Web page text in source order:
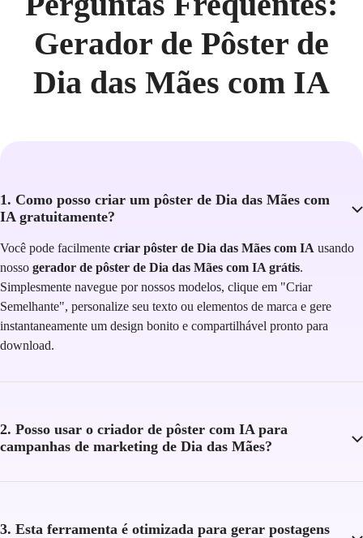
Gerador de Pôster de
Dia das Mães com IA
1. Como posso criar um pôster de Dia das Mães com
IA gratuitamente?
Você pode facilmente criar pôster de Dia das Mães com IA usando
nosso gerador de pôster de Dia das Mães com IA grátis.
Simplesmente navegue por nossos modelos, clique em "Criar
Semelhante", personalize seu texto ou elementos de marca e gere
instantaneamente um design bonito e compartilhável pronto para
download.
2. Posso usar o criador de pôster com IA para
campanhas de marketing de Dia das Mães?
3. Esta ferramenta é otimizada para gerar postagens